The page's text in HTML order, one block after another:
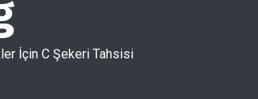
İçin C Şekeri Tahsisi